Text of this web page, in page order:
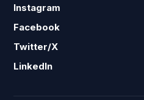
Instagram
Facebook
Twitter/X
LinkedIn